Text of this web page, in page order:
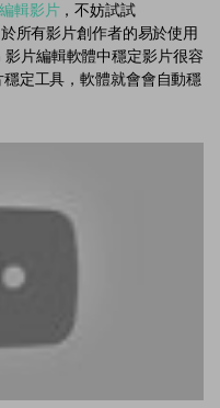
輯影片，不妨試試
所有影片創作者的易於使用
影片編輯軟體中穩定影片很容
定工具，軟體就會會自動穩